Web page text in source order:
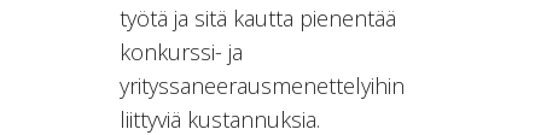
työtä ja sitä kautta pienentää
konkurssi- ja
yrityssaneerausmenettelyihin
liittyviä kustannuksia.